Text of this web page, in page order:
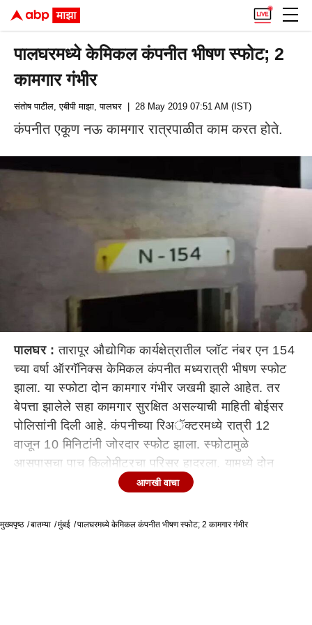
पालघरमध्ये केमिकल कंपनीत भीषण स्फोट; 2
कामगार गंभीर
संतोष पाटील, एबीपी माझा, पालघर | 28 May 2019 07:51 AM (IST)
कंपनीत एकूण नऊ कामगार रात्रपाळीत काम करत होते.
पालघर : तारापूर औद्योगिक कार्यक्षेत्रातील प्लॉट नंबर एन 154
च्या वर्षा ऑरगॅनिक्स केमिकल कंपनीत मध्यरात्री भीषण स्फोट
झाला. या स्फोटा दोन कामगार गंभीर जखमी झाले आहेत. तर
बेपत्ता झालेले सहा कामगार सुरक्षित असल्याची माहिती बोईसर
पोलिसांनी दिली आहे. कंपनीच्या रिअॅक्टरमध्ये रात्री 12
वाजून 10 मिनिटांनी जोरदार स्फोट झाला. स्फोटामुळे
आसपासचा पाच किलोमीटरचा परिसर हादरला. यामध्ये दोन
कामगार गंभीर भाजले. दरम्यान, अग्निशमन दलाच्या जवानांनी
सुविधा न मिळल्याने जखमी कामगारांची फरफट झाली. एका
आणखी वाचा
मुख्यपृष्ठ बातम्या मुंबई पालघरमध्ये केमिकल कंपनीत भीषण स्फोट; 2 कामगार गंभीर